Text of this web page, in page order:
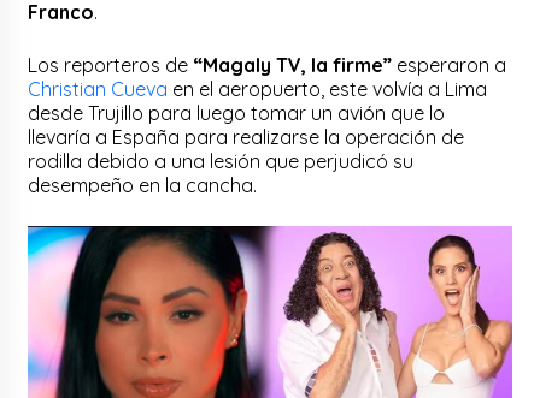
Franco.
Los reporteros de “Magaly TV, la firme” esperaron a
Christian Cueva en el aeropuerto, este volvía a Lima
desde Trujillo para luego tomar un avión que lo
llevaría a España para realizarse la operación de
rodilla debido a una lesión que perjudicó su
desempeño en la cancha.